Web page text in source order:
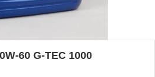
60 G-TEC 1000